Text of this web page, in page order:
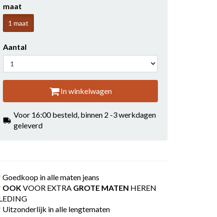
maat
1 maat
Aantal
In winkelwagen
Voor 16:00 besteld, binnen 2 -3 werkdagen
geleverd
Goedkoop in alle maten jeans
OOKVOOR EXTRA GROTE MATEN HEREN
Uitzonderlijk in alle lengtematen